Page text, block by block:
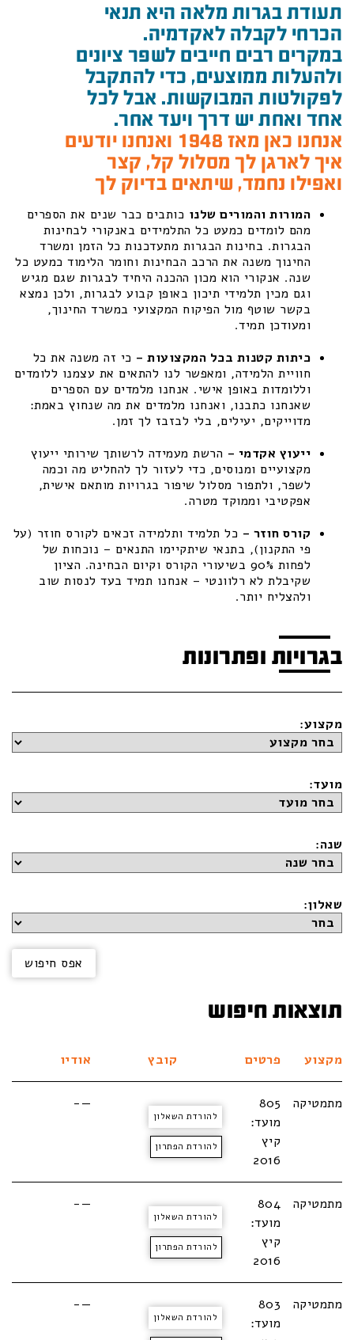
תעודת בגרות מלאה היא תנאי
הכרחי לקבלה לאקדמיה.
במקרים רבים חייבים לשפר ציונים
ולהעלות ממוצעים, כדי להתקבל
לפקולטות המבוקשות. אבל לכל
אחד ואחת יש דרך ויעד אחר.
אנחנו כאן מאז 1948 ואנחנו יודעים
איך לארגן לך מסלול קל, קצר
ואפילו נחמד, שיתאים בדיוק לך
המורות והמורים שלנו כותבים כבר שנים את הספרים
מהם לומדים כמעט כל התלמידים באנקורי לבחינות
הבגרות. בחינות הבגרות מתעדכנות כל הזמן ומשרד
החינוך משנה את הרכב הבחינות וחומר הלימוד כמעט כל
שנה. אנקורי הוא מכון ההכנה היחיד לבגרות שגם מגיש
וגם מכין תלמידי תיכון באופן קבוע לבגרות, ולכן נמצא
בקשר שוטף מול הפיקוח המקצועי במשרד החינוך,
ומעודכן תמיד.
כיתות קטנות בכל המקצועות – כי זה משנה את כל
חוויית הלמידה, ומאפשר לנו להתאים את עצמנו ללומדים
וללומדות באופן אישי. אנחנו מלמדים עם הספרים
שאנחנו כתבנו, ואנחנו מלמדים את מה שנחוץ באמת:
מדוייקים, יעילים, בלי לבזבז לך זמן.
ייעוץ אקדמי – הרשת מעמידה לרשותך שירותי ייעוץ
מקצועיים ומנוסים, כדי לעזור לך להחליט מה וכמה
לשפר, ולתפור מסלול שיפור בגרויות מותאם אישית,
אפקטיבי וממוקד מטרה.
קורס חוזר – כל תלמיד ותלמידה זכאים לקורס חוזר (על
פי התקנון), בתנאי שיתקיימו התנאים – נוכחות של
לפחות 90% בשיעורי הקורס וקיום הבחינה. הציון
שקיבלת לא רלוונטי – אנחנו תמיד בעד לנסות שוב
ולהצליח יותר.
בגרויות ופתרונות
מקצוע:
מועד:
שנה:
שאלון:
תוצאות חיפוש
מקצוע פרטים קובץ אודיו
מתמטיקה
805
מועד:
קיץ
2016
להורדת השאלון
להורדת הפתרון
—-
מתמטיקה
804
מועד:
קיץ
2016
להורדת השאלון
להורדת הפתרון
—-
מתמטיקה
803
מועד:
להורדת השאלון
—-